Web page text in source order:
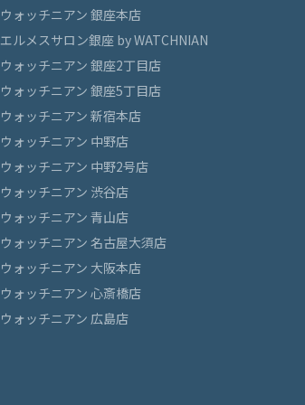
ウォッチニアン 銀座本店
エルメスサロン銀座 by WATCHNIAN
ウォッチニアン 銀座2丁目店
ウォッチニアン 銀座5丁目店
ウォッチニアン 新宿本店
ウォッチニアン 中野店
ウォッチニアン 中野2号店
ウォッチニアン 渋谷店
ウォッチニアン 青山店
ウォッチニアン 名古屋大須店
ウォッチニアン 大阪本店
ウォッチニアン 心斎橋店
ウォッチニアン 広島店